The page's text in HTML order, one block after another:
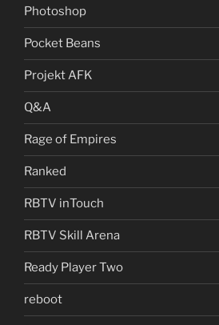
Photoshop
Pocket Beans
Projekt AFK
Q&A
Rage of Empires
Ranked
RBTV inTouch
RBTV Skill Arena
Ready Player Two
reboot